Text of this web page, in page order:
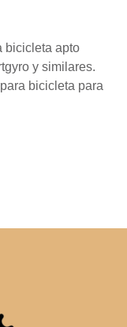
bicicleta apto
y similares.
bicicleta para